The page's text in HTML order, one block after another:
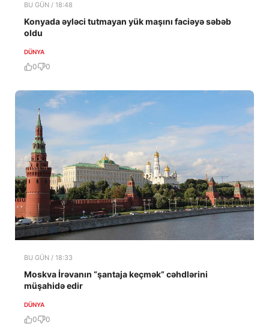
BU GÜN / 18:48
Konyada əyləci tutmayan yük maşını faciəyə səbəb
oldu
DÜNYA
0 0
BU GÜN / 18:33
Moskva İrəvanın “şantaja keçmək” cəhdlərini
müşahidə edir
DÜNYA
0 0